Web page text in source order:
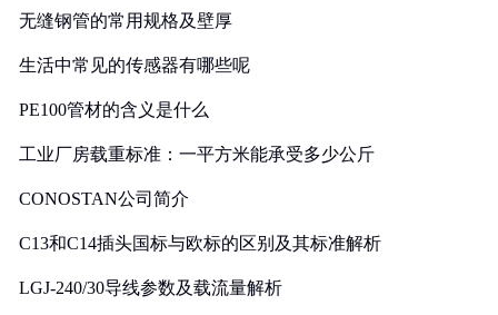
无缝钢管的常用规格及壁厚
生活中常见的传感器有哪些呢
PE100管材的含义是什么
工业厂房载重标准：一平方米能承受多少公斤
CONOSTAN公司简介
C13和C14插头国标与欧标的区别及其标准解析
LGJ-240/30导线参数及载流量解析